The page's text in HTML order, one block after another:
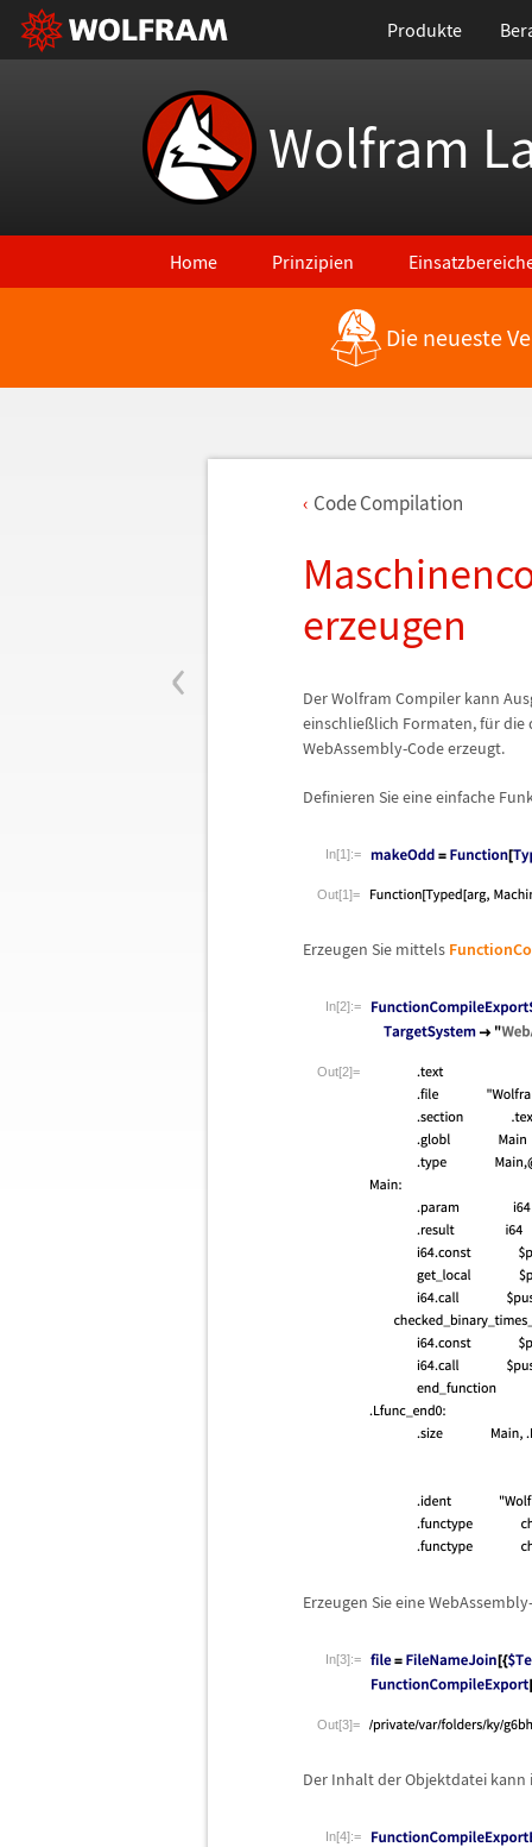
Produkte
Wolfram
Home Prinzipien
Die neueste
‹
Code Compilation
erzeugen
Der Wolfram Compiler kann
einschließlich Formaten, für die
WebAssembly-Code erzeugt.
Definieren Sie eine einfache
In[1]:=
Out[1]=
Erzeugen Sie mittels
In[2]:=
Out[2]=
Erzeugen Sie eine
In[3]:=
Out[3]=
Der Inhalt der Objektdatei
In[4]:=